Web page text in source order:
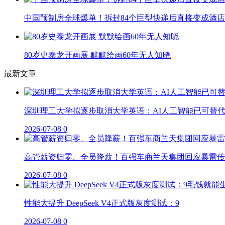
中国预制房全球爆单！拆封84个巨型快递后直接变成酒店
80岁史泰龙开画展 默默绘画60年无人知晓
最新文章
深圳理工大学拟逐步取消大学英语：AI人工智能已可替代
2026-07-08 0
高管薪资归零、全员降薪！百强车商兰天集团回应暴雷
2026-07-08 0
性能大提升 DeepSeek V4正式版灰度测试：9
2026-07-08 0